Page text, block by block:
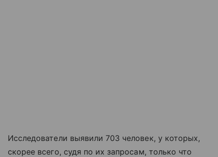
Исследователи выявили 703 человек, у которых,
скорее всего, судя по их запросам, только что